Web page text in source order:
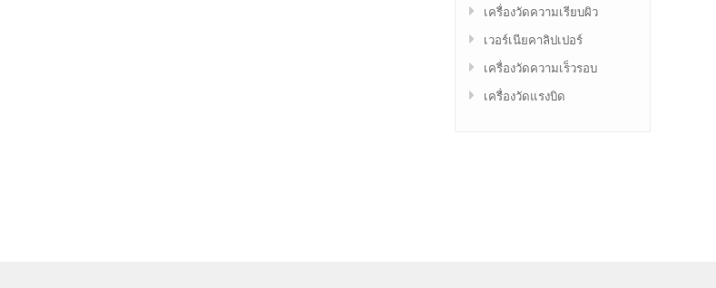
เครื่องวัดความเรียบผิว
เวอร์เนียคาลิปเปอร์
เครื่องวัดความเร็วรอบ
เครื่องวัดแรงบิด